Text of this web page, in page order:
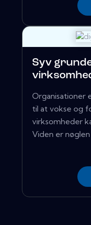
Syv
Organisationer
til at vokse og
virksomheder
Viden er nøglen